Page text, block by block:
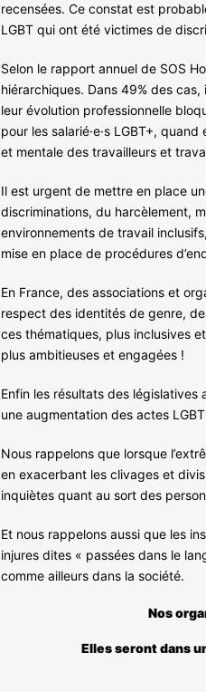
recensées. Ce constat est
LGBT qui ont été victimes de
Selon le rapport annuel de SOS
hiérarchiques. Dans 49% des
leur évolution professionnelle
pour les salarié·e·s LGBT+,
et mentale des travailleurs et
Il est urgent de mettre en place
discriminations, du harcèlement,
environnements de travail
mise en place de procédures
En France, des associations et
respect des identités de genre,
ces thématiques, plus inclusives
plus ambitieuses et engagées !
Enfin les résultats des
une augmentation des actes
Nous rappelons que lorsque
en exacerbant les clivages et
inquiètes quant au sort des
Et nous rappelons aussi que les
injures dites « passées dans le
comme ailleurs dans la société.
Nos
Elles seront dans